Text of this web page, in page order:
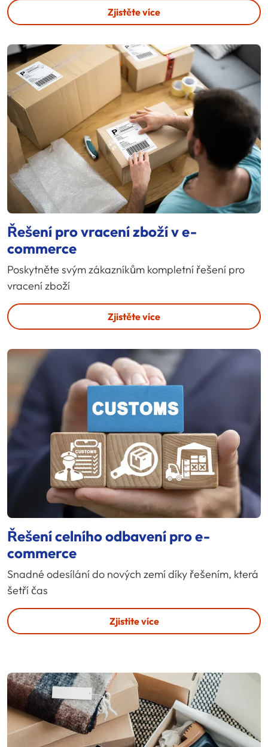
Zjistěte více
Řešení pro vracení zboží v e-
commerce
Poskytněte svým zákazníkům kompletní řešení pro
vracení zboží
Zjistěte více
Řešení celního odbavení pro e-
commerce
Snadné odesílání do nových zemí díky řešením, která
šetří čas
Zjistite více